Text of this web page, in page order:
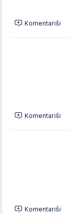
Komentariši
Komentariši
Komentariši